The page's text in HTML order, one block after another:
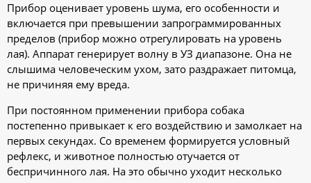
Прибор оценивает уровень шума, его особенности и
включается при превышении запрограммированных
пределов (прибор можно отрегулировать на уровень
лая). Аппарат генерирует волну в УЗ диапазоне. Она не
слышима человеческим ухом, зато раздражает питомца,
не причиняя ему вреда.
При постоянном применении прибора собака
постепенно привыкает к его воздействию и замолкает на
первых секундах. Со временем формируется условный
рефлекс, и животное полностью отучается от
беспричинного лая. На это обычно уходит несколько